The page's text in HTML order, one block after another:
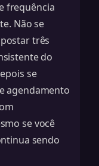
frequência
Não se
três
do
se
agendamento
se você
sendo